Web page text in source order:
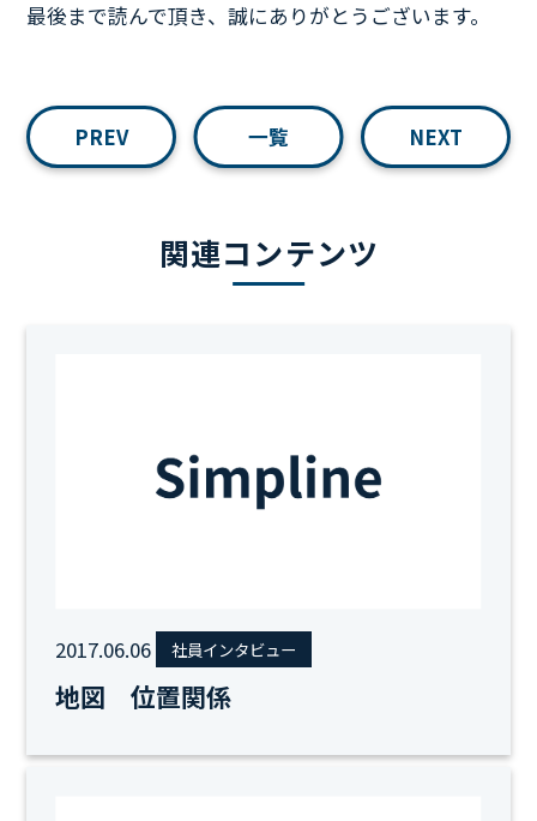
最後まで読んで頂き、誠にありがとうございます。
PREV 一覧 NEXT
関連コンテンツ
2017.06.06 社員インタビュー
地図 位置関係